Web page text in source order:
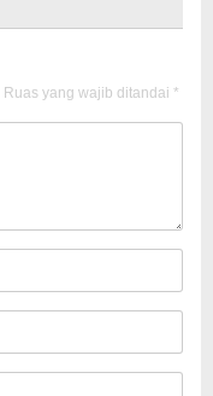
Ruas yang wajib ditandai *